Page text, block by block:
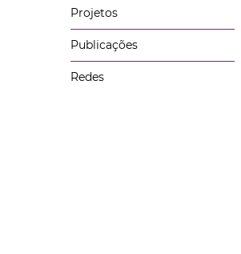
Projetos
Publicações
Redes